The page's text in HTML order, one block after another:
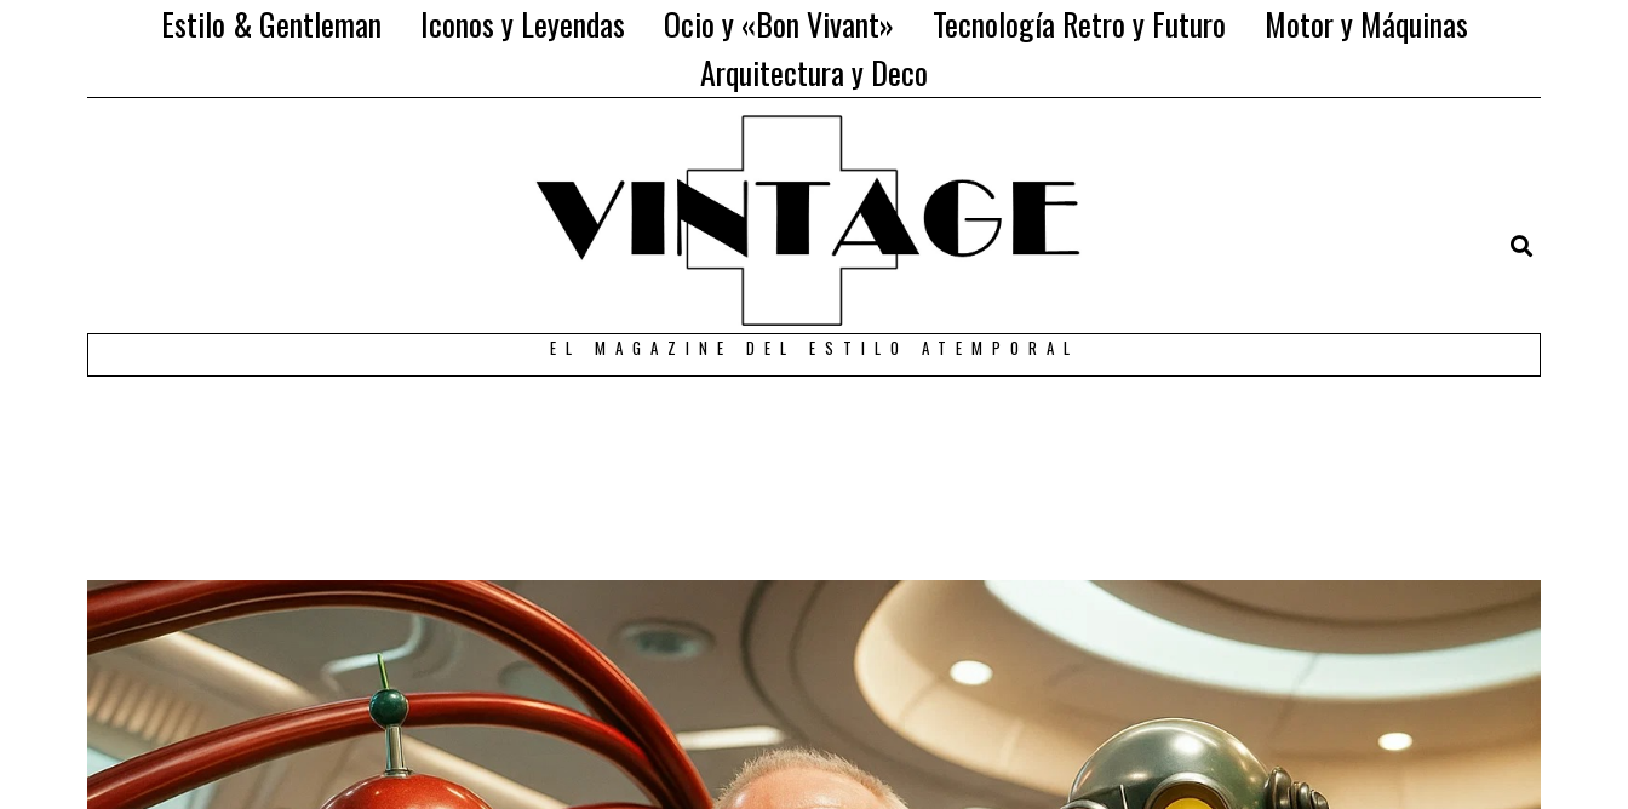
Estilo & Gentleman Iconos y Leyendas Ocio y «Bon Vivant» Tecnología Retro y Futuro
Motor y Máquinas
Arquitectura y Deco
EL MAGAZINE DEL ESTILO ATEMPORAL